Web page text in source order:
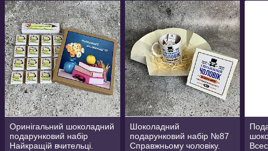
Оринігальний шоколадний
подарунковий набір
Найкращій вчительці.
Шоколадний
подарунковий набір №87
Справжньому чоловіку.